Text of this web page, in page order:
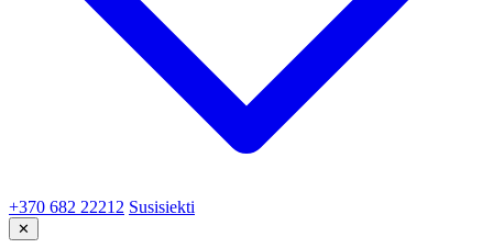
+370 682 22212 Susisiekti
✕